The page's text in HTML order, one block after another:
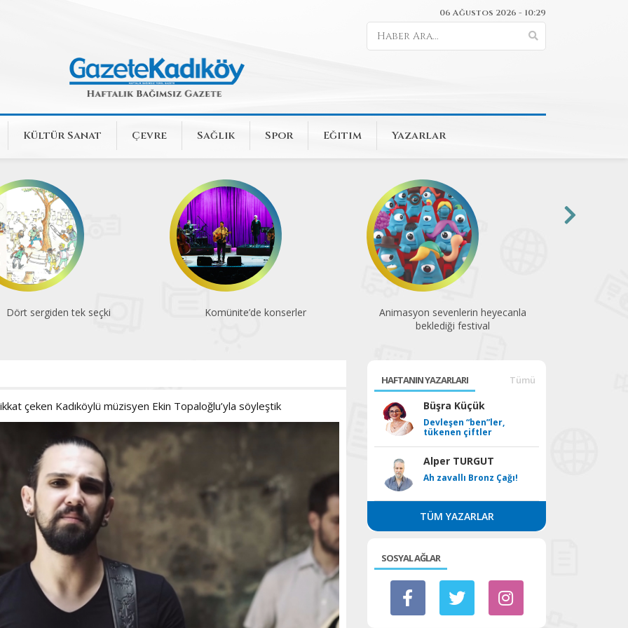
06 Ağustos 2026 - 10:29
Kültür Sanat Çevre Sağlık Spor Eğitim Yazarlar
Komünite’de konserler
Animasyon sevenlerin heyecanla
Sinematek ve Mubi’den yaza film
molası
çeken Kadıköylü müzisyen Ekin Topaloğlu’yla söyleştik
HAFTANIN YAZARLARI Tümü
Büşra Küçük
Devleşen “ben”ler,
tükenen çiftler
Alper TURGUT
Ah zavallı Bronz Çağı!
TÜM YAZARLAR
SOSYAL AĞLAR